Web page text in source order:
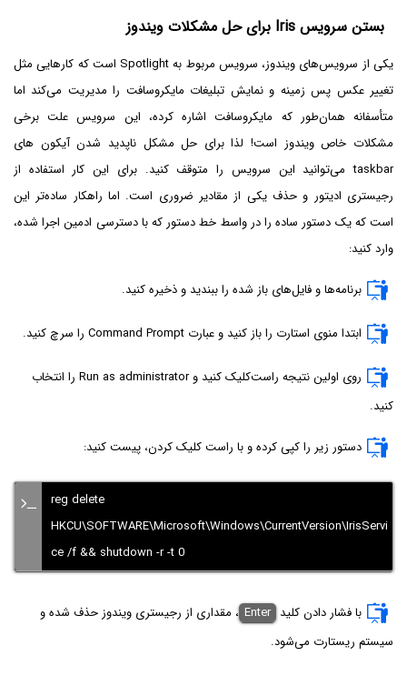
بستن سرویس Iris برای حل مشکلات ویندوز
یکی از سرویس‌های ویندوز، سرویس مربوط به Spotlight است که کارهایی مثل
تغییر عکس پس زمینه و نمایش تبلیغات مایکروسافت را مدیریت می‌کند اما
متأسفانه همان‌طور که مایکروسافت اشاره کرده، این سرویس علت برخی
مشکلات خاص ویندوز است! لذا برای حل مشکل ناپدید شدن آیکون های
taskbar می‌توانید این سرویس را متوقف کنید. برای این کار استفاده از
رجیستری ادیتور و حذف یکی از مقادیر ضروری است. اما راهکار ساده‌تر این
است که یک دستور ساده را در واسط خط دستور که با دسترسی ادمین اجرا شده،
وارد کنید:
برنامه‌ها و فایل‌های باز شده را ببندید و ذخیره کنید.
ابتدا منوی استارت را باز کنید و عبارت Command Prompt را سرچ کنید.
روی اولین نتیجه راست‌کلیک کنید و Run as administrator را انتخاب
کنید.
دستور زیر را کپی کرده و با راست کلیک کردن، پیست کنید:
reg delete
HKCU\SOFTWARE\Microsoft\Windows\CurrentVersion\IrisServi
ce /f && shutdown -r -t 0
با فشار دادن کلید Enter ، مقداری از رجیستری ویندوز حذف شده و
سیستم ریستارت می‌شود.